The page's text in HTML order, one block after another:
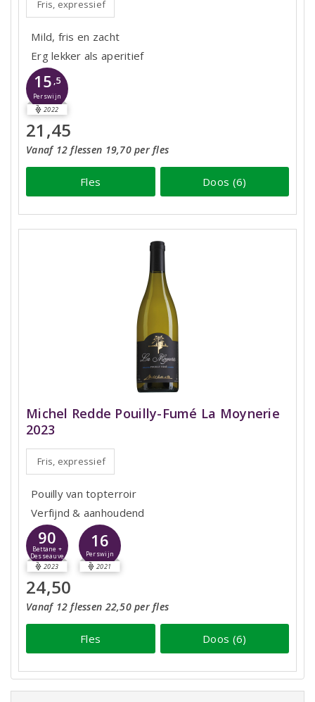
Fris, expressief
Mild, fris en zacht
Erg lekker als aperitief
15 ,5
Perswijn
2022
21,45
Vanaf 12 flessen 19,70 per fles
Fles Doos (6)
Michel Redde Pouilly-Fumé La Moynerie
2023
Fris, expressief
Pouilly van topterroir
Verfijnd & aanhoudend
90
Bettane +
Desseauve
2023
16
Perswijn
2021
24,50
Vanaf 12 flessen 22,50 per fles
Fles Doos (6)